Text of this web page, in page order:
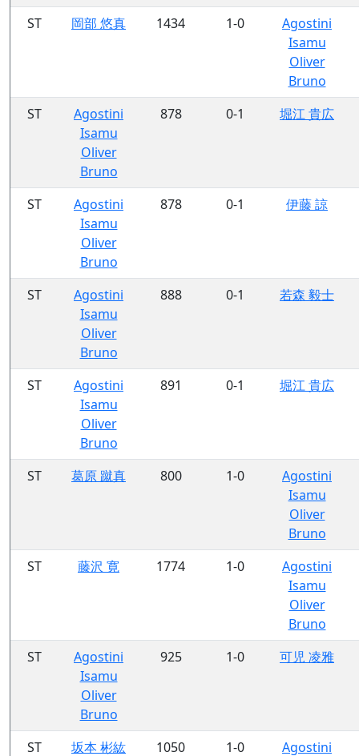
ST
岡部 悠真 1434 1-0
Agostini
Isamu
Oliver
Bruno
ST
Agostini
Isamu
Oliver
Bruno
878 0-1 堀江 貴広
ST
Agostini
Isamu
Oliver
Bruno
878 0-1 伊藤 諒
ST
Agostini
Isamu
Oliver
Bruno
888 0-1 若森 毅士
ST
Agostini
Isamu
Oliver
Bruno
891 0-1 堀江 貴広
ST 葛原 蹴真 800 1-0
Agostini
Isamu
Oliver
Bruno
ST
藤沢 寛 1774 1-0
Agostini
Isamu
Oliver
Bruno
ST
Agostini
Isamu
Oliver
Bruno
925 1-0 可児 凌雅
ST 坂本 彬紘 1050 1-0 Agostini